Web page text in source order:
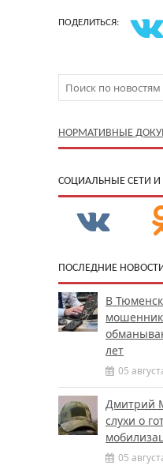
ПОДЕЛИТЬСЯ:
НОРМАТИВНЫЕ
CОЦИАЛЬНЫЕ СЕТИ И
ПОСЛЕДНИЕ НОВОСТИ
В
лет
05
Дмитрий
слухи о
05